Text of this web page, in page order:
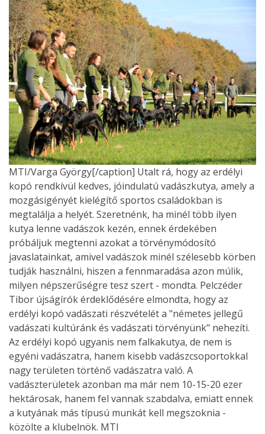
MTI/Varga György[/caption] Utalt rá, hogy az erdélyi
kopó rendkívül kedves, jóindulatú vadászkutya, amely a
mozgásigényét kielégítő sportos családokban is
megtalálja a helyét. Szeretnénk, ha minél több ilyen
kutya lenne vadászok kezén, ennek érdekében
próbáljuk megtenni azokat a törvénymódosító
javaslatainkat, amivel vadászok minél szélesebb körben
tudják használni, hiszen a fennmaradása azon múlik,
milyen népszerűségre tesz szert - mondta. Pelczéder
Tibor újságírók érdeklődésére elmondta, hogy az
erdélyi kopó vadászati részvételét a "németes jellegű
vadászati kultúránk és vadászati törvényünk" nehezíti.
Az erdélyi kopó ugyanis nem falkakutya, de nem is
egyéni vadászatra, hanem kisebb vadászcsoportokkal
nagy területen történő vadászatra való. A
vadászterületek azonban ma már nem 10-15-20 ezer
hektárosak, hanem fel vannak szabdalva, emiatt ennek
a kutyának más típusú munkát kell megszoknia -
közölte a klubelnök. MTI